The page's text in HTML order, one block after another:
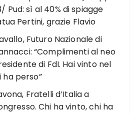
Pud: sì al 40% di spiagge
Pertini, grazie Flavio
Futuro Nazionale di
“Complimenti al neo
di FdI. Hai vinto nel
ha perso”
Fratelli d’Italia a
Chi ha vinto, chi ha